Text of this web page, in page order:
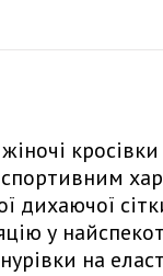
жіночі
дихаючої
у
на